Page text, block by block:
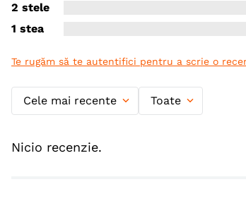
2 stele
1 stea
Te rugăm să te autentifici pentru a scrie o
Cele mai recente Toate
Nicio recenzie.